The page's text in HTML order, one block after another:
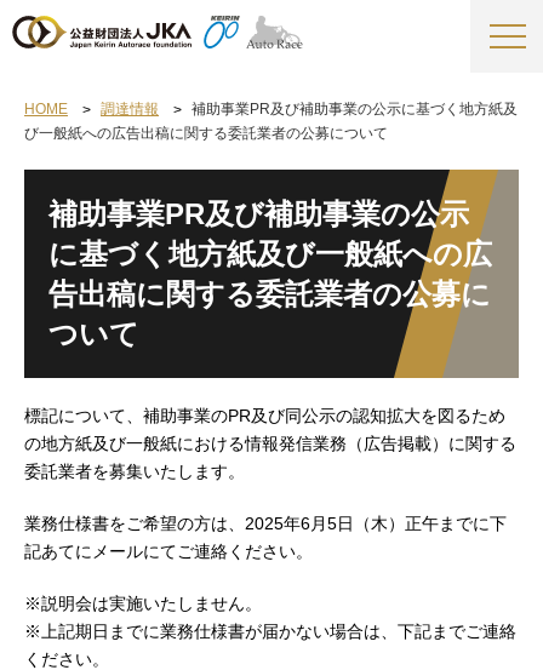
HOME 調達情報
補助事業PR及び補助事業の公示に基づく地方紙及
び一般紙への広告出稿に関する委託業者の公募について
補助事業PR及び補助事業の公示
に基づく地方紙及び一般紙への広
告出稿に関する委託業者の公募に
ついて
標記について、補助事業のPR及び同公示の認知拡大を図るため
の地方紙及び一般紙における情報発信業務（広告掲載）に関する
委託業者を募集いたします。
業務仕様書をご希望の方は、2025年6月5日（木）正午までに下
記あてにメールにてご連絡ください。
※説明会は実施いたしません。
※上記期日までに業務仕様書が届かない場合は、下記までご連絡
ください。